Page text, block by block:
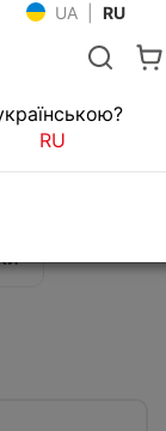
UA RU
FTC 632L
RU